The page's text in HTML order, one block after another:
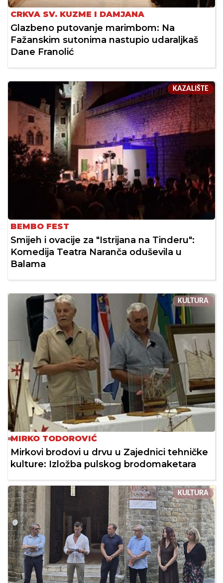
CRKVA SV. KUZME I DAMJANA
Glazbeno putovanje marimbom: Na
Fažanskim sutonima nastupio udaraljkaš
Dane Franolić
KAZALIŠTE
BEMBO FEST
Smijeh i ovacije za "Istrijana na Tinderu":
Komedija Teatra Naranča oduševila u
Balama
KULTURA
MIRKO TODOROVIĆ
Mirkovi brodovi u drvu u Zajednici tehničke
kulture: Izložba pulskog brodomaketara
KULTURA